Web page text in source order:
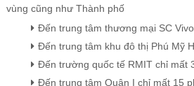
vùng cũng như Thành phố
Đến trung tâm thương mại SC
Đến trung tâm khu đô thị Phú Mỹ
Đến trường quốc tế RMIT chỉ mất
Đến trung tâm Quận I chỉ mất 15